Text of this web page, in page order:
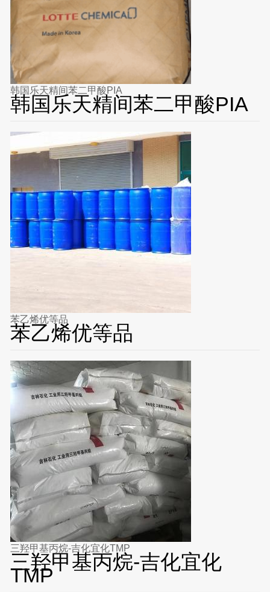
韩国乐天精间苯二甲酸PIA
韩国乐天精间苯二甲酸PIA
苯乙烯优等品
苯乙烯优等品
三羟甲基丙烷-吉化宜化TMP
三羟甲基丙烷-吉化宜化
TMP